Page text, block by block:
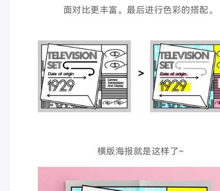
面对比更丰富。 最后进行色彩的搭配。
横版海报就是这样了~